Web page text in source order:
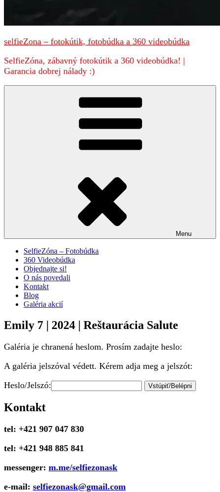
selfieZona – fotokútik, fotobúdka a 360 videobúdka
SelfieZóna, zábavný fotokútik a 360 videobúdka! |
Garancia dobrej nálady :)
Menu
SelfieZóna – Fotobúdka
360 Videobúdka
Objednajte si!
O nás povedali
Kontakt
Blog
Galéria akcií
Emily 7 | 2024 | Reštaurácia Salute
Galéria je chranená heslom. Prosím zadajte heslo:
A galéria jelszóval védett. Kérem adja meg a jelszót:
Heslo/Jelszó:
Kontakt
tel: +421 907 047 830
tel: +421 948 885 841
messenger: m.me/selfiezonask
e-mail: selfiezonask@gmail.com